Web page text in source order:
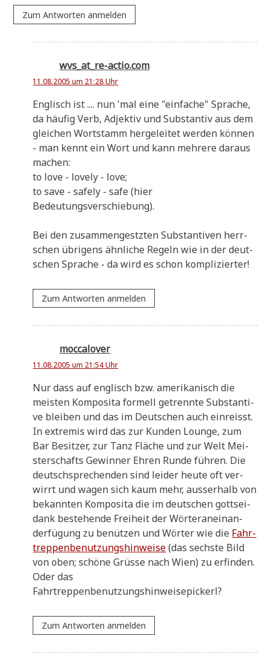
Zum Antworten anmelden
wvs_at_re-actio.com
11.08.2005 um 21:28 Uhr
Eng­lisch ist .... nun 'mal eine "ein­fa­che" Spra­che,
da häu­fig Verb, Adjek­tiv und Sub­stan­tiv aus dem
glei­chen Wort­stamm her­ge­lei­tet wer­den kön­nen
- man kennt ein Wort und kann meh­re­re dar­aus
machen:
to love - love­ly - love;
to save - safe­ly - safe (hier
Bedeutungsverschiebung).
Bei den zusam­men­gestzten Sub­stan­ti­ven herr­
schen übri­gens ähn­li­che Regeln wie in der deut­
schen Spra­che - da wird es schon komplizierter!
Zum Antworten anmelden
moccalover
11.08.2005 um 21:54 Uhr
Nur dass auf eng­lisch bzw. ame­ri­ka­nisch die
mei­sten Kom­po­si­ta for­mell getrenn­te Sub­stan­ti­
ve blei­ben und das im Deut­schen auch ein­reisst.
In extre­mis wird das zur Kun­den Lounge, zum
Bar Besit­zer, zur Tanz Flä­che und zur Welt Mei­
ster­schafts Gewin­ner Ehren Run­de füh­ren. Die
deutsch­spre­chen­den sind lei­der heu­te oft ver­
wirrt und wagen sich kaum mehr, ausser­halb von
bekann­ten Kom­po­si­ta die im deut­schen gott­sei­
dank bestehen­de Frei­heit der Wör­te­ran­ein­an­
der­fü­gung zu benüt­zen und Wör­ter wie die Fahr­
trep­pen­be­nut­zungs­hin­wei­se(das sech­ste Bild
von oben; schö­ne Grü­sse nach Wien) zu erfin­den.
Oder das
Fahrtreppenbenutzungshinweisepickerl?
Zum Antworten anmelden